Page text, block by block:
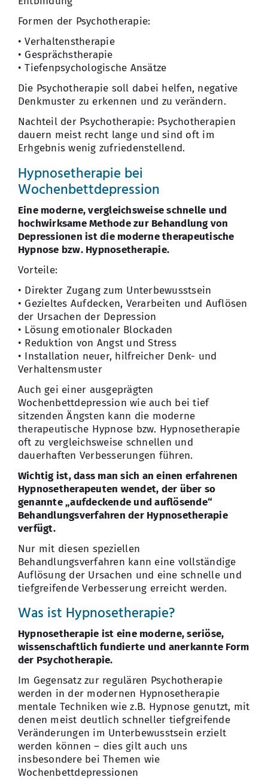
Formen der Psychotherapie:
• Verhaltenstherapie
• Gesprächstherapie
• Tiefenpsychologische Ansätze
Die Psychotherapie soll dabei helfen, negative
Denkmuster zu erkennen und zu verändern.
Nachteil der Psychotherapie: Psychotherapien
dauern meist recht lange und sind oft im
Erhgebnis wenig zufriedenstellend.
Hypnosetherapie bei
Wochenbettdepression
Eine moderne, vergleichsweise schnelle und
hochwirksame Methode zur Behandlung von
Depressionen ist die moderne therapeutische
Hypnose bzw. Hypnosetherapie.
Vorteile:
• Direkter Zugang zum Unterbewusstsein
• Gezieltes Aufdecken, Verarbeiten und Auflösen
der Ursachen der Depression
• Lösung emotionaler Blockaden
• Reduktion von Angst und Stress
• Installation neuer, hilfreicher Denk- und
Verhaltensmuster
Auch gei einer ausgeprägten
Wochenbettdepression wie auch bei tief
sitzenden Ängsten kann die moderne
therapeutische Hypnose bzw. Hypnosetherapie
oft zu vergleichsweise schnellen und
dauerhaften Verbesserungen führen.
Wichtig ist, dass man sich an einen erfahrenen
Hypnosetherapeuten wendet, der über so
genannte „aufdeckende und auflösende“
Behandlungsverfahren der Hypnosetherapie
verfügt.
Nur mit diesen speziellen
Behandlungsverfahren kann eine vollständige
Auflösung der Ursachen und eine schnelle und
tiefgreifende Verbesserung erreicht werden.
Was ist Hypnosetherapie?
Hypnosetherapie ist eine moderne, seriöse,
wissenschaftlich fundierte und anerkannte Form
der Psychotherapie.
Im Gegensatz zur regulären Psychotherapie
werden in der modernen Hypnosetherapie
mentale Techniken wie z.B. Hypnose genutzt, mit
denen meist deutlich schneller tiefgreifende
Veränderungen im Unterbewusstsein erzielt
werden können – dies gilt auch uns
insbesondere bei Themen wie
Wochenbettdepressionen